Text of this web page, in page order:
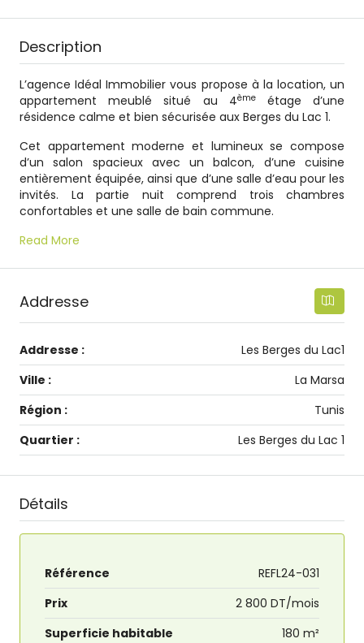
Description
L’agence Idéal Immobilier vous propose à la location, un
appartement meublé situé au 4èmeétage d’une
résidence calme et bien sécurisée aux Berges du Lac 1.
Cet appartement moderne et lumineux se compose
d’un salon spacieux avec un balcon, d’une cuisine
entièrement équipée, ainsi que d’une salle d’eau pour les
invités. La partie nuit comprend trois chambres
confortables et une salle de bain commune.
Read More
Addresse
Addresse :
Les Berges du Lac1
Ville :
La Marsa
Région :
Tunis
Quartier :
Les Berges du Lac 1
Détails
Référence
REFL24-031
Prix
2 800 DT/mois
Superficie habitable
180 m²